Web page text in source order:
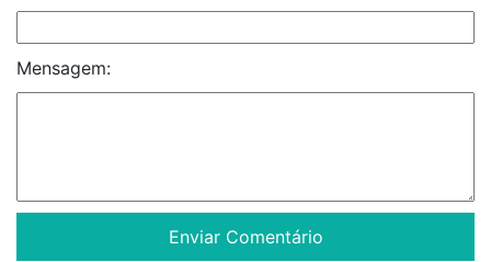
Mensagem: